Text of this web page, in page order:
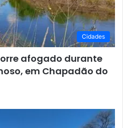
Cidades
afogado durante
em Chapadão do